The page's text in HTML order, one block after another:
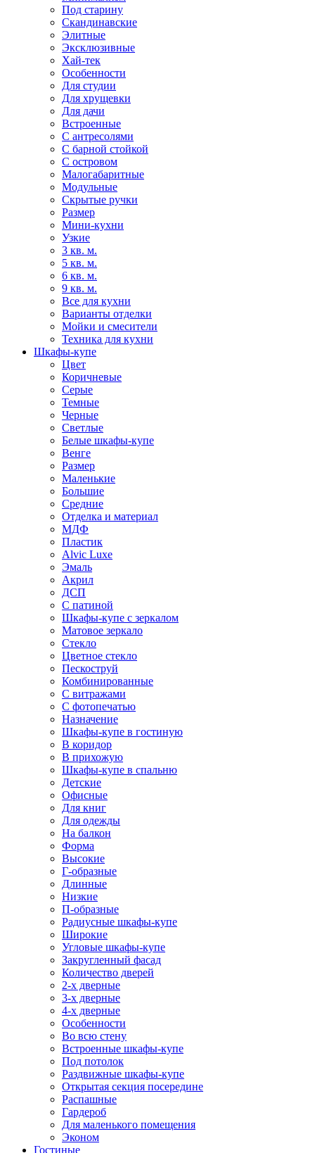
Под старину
Скандинавские
Элитные
Эксклюзивные
Хай-тек
Особенности
Для студии
Для хрущевки
Для дачи
Встроенные
С антресолями
С барной стойкой
С островом
Малогабаритные
Модульные
Скрытые ручки
Размер
Мини-кухни
Узкие
3 кв. м.
5 кв. м.
6 кв. м.
9 кв. м.
Все для кухни
Варианты отделки
Мойки и смесители
Техника для кухни
Шкафы-купе
Цвет
Коричневые
Серые
Темные
Черные
Светлые
Белые шкафы-купе
Венге
Размер
Маленькие
Большие
Средние
Отделка и материал
МДФ
Пластик
Alvic Luxe
Эмаль
Акрил
ДСП
С патиной
Шкафы-купе с зеркалом
Матовое зеркало
Стекло
Цветное стекло
Пескоструй
Комбинированные
С витражами
С фотопечатью
Назначение
Шкафы-купе в гостиную
В коридор
В прихожую
Шкафы-купе в спальню
Детские
Офисные
Для книг
Для одежды
На балкон
Форма
Высокие
Г-образные
Длинные
Низкие
П-образные
Радиусные шкафы-купе
Широкие
Угловые шкафы-купе
Закругленный фасад
Количество дверей
2-х дверные
3-х дверные
4-х дверные
Особенности
Во всю стену
Встроенные шкафы-купе
Под потолок
Раздвижные шкафы-купе
Открытая секция посередине
Распашные
Гардероб
Для маленького помещения
Эконом
Гостиные